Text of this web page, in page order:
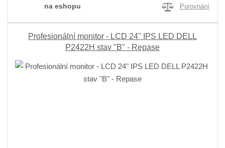
na eshopu
Porovnání
Profesionální monitor - LCD 24" IPS LED DELL
P2422H stav "B" - Repase